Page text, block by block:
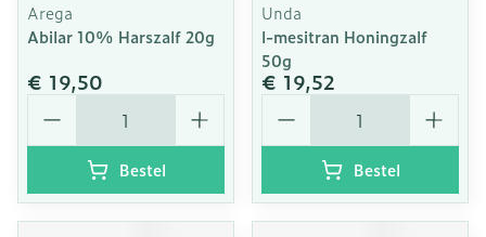
Arega
Abilar 10% Harszalf 20g
€ 19,50
Aantal
Bestel
Unda
l-mesitran Honingzalf
50g
€ 19,52
Aantal
Bestel